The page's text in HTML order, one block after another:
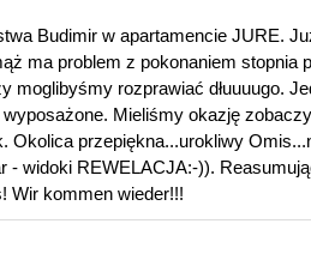
Budimir w apartamencie JURE.
ma problem z pokonaniem stopnia
moglibyśmy rozprawiać dłuuuugo.
Mieliśmy okazję
przepiękna...urokliwy
widoki REWELACJA:-)).
Wir kommen wieder!!!